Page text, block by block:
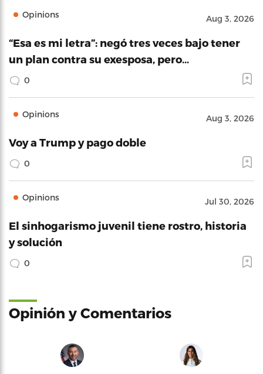
Opinions Aug 3, 2026
“Esa es mi letra”: negó tres veces bajo tener
un plan contra su exesposa, pero…
0
Opinions Aug 3, 2026
Voy a Trump y pago doble
0
Opinions Jul 30, 2026
El sinhogarismo juvenil tiene rostro, historia
y solución
0
Opinión y Comentarios